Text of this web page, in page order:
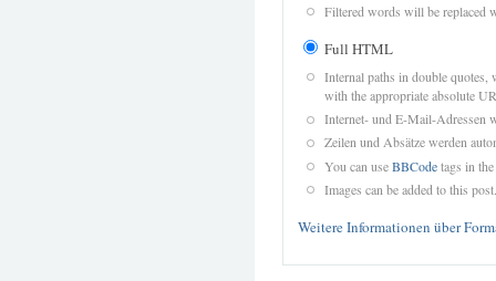
Filtered words will be replaced
Full HTML
Internal paths in double quotes,
with the appropriate absolute
Internet- und E-Mail-Adressen
Zeilen und Absätze werden
You can useBBCodetags in
Images can be added to this post.
Weitere Informationen über